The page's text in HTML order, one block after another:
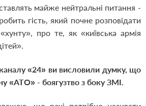
майже нейтральні питання -
гість, який почне розповідати
про те, як «київська армія
«24» ви висловили думку, що
«АТО» - боягузтво з боку ЗМІ.